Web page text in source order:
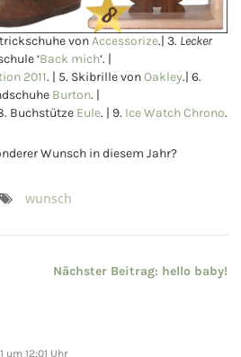
vonAccessorize.| 3. Lecker
‘Back mich‘. |
2011. | 5. Skibrille vonOakley.| 6.
Burton. |
Buchstütze Eule. | 9. Ice Watch Chrono.
Wunsch in diesem Jahr?
wunsch
Nächster Beitrag: hello baby!
um 12:01 Uhr